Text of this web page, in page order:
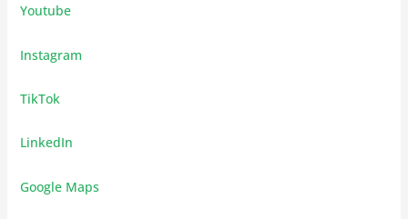
Youtube
Instagram
TikTok
LinkedIn
Google Maps